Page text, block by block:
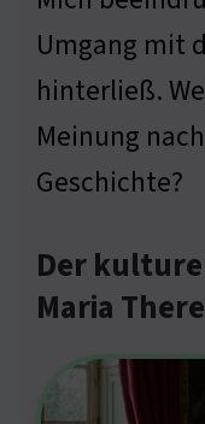
Umgang mit
hinterließ.
Meinung
Geschichte?
Der
Maria